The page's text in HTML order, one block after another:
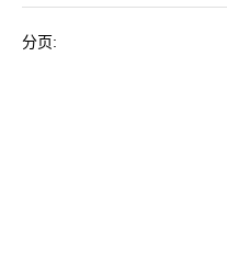
分页: